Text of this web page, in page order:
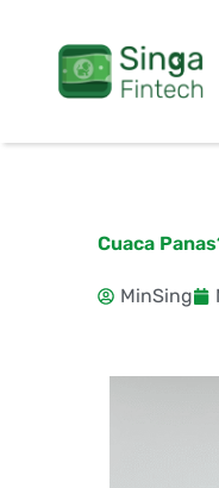
content
Cuaca
MinSing